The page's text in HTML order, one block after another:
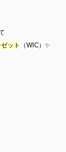
ット （WIC）✨